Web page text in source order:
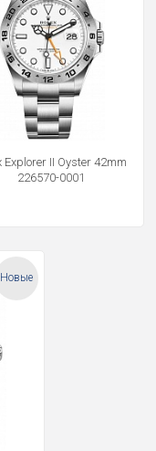
Explorer II Oyster 42mm
226570-0001
Новые